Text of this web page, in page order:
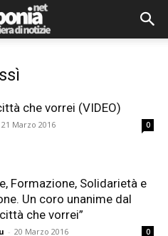
che vorrei (VIDEO)
21 Marzo 2016 0
Formazione, Solidarietà e
Un coro unanime dal
che vorrei”
- 20 Marzo 2016 0